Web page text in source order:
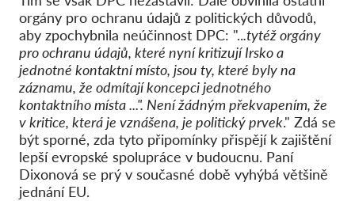
orgány pro ochranu údajů z politických důvodů,
aby zpochybnila neúčinnost DPC: "...tytéž orgány
pro ochranu údajů, které nyní kritizují Irsko a
jednotné kontaktní místo, jsou ty, které byly na
záznamu, že odmítají koncepci jednotného
kontaktního místa ...". Není žádným překvapením, že
v kritice, která je vznášena, je politický prvek." Zdá se
být sporné, zda tyto připomínky přispějí k zajištění
lepší evropské spolupráce v budoucnu. Paní
Dixonová se prý v současné době vyhýbá většině
jednání EU.